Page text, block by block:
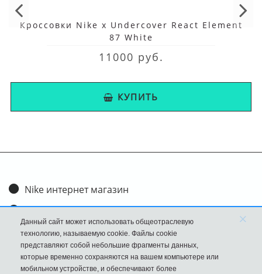
Кроссовки Nike x Undercover React Element
87 White
11000 руб.
КУПИТЬ
Nike интернет магазин
Доставка и оплата
Обмен и возврат
Размеры
Данный сайт может использовать общеотраслевую
технологию, называемую cookie. Файлы cookie
представляют собой небольшие фрагменты данных,
которые временно сохраняются на вашем компьютере или
мобильном устройстве, и обеспечивают более
×